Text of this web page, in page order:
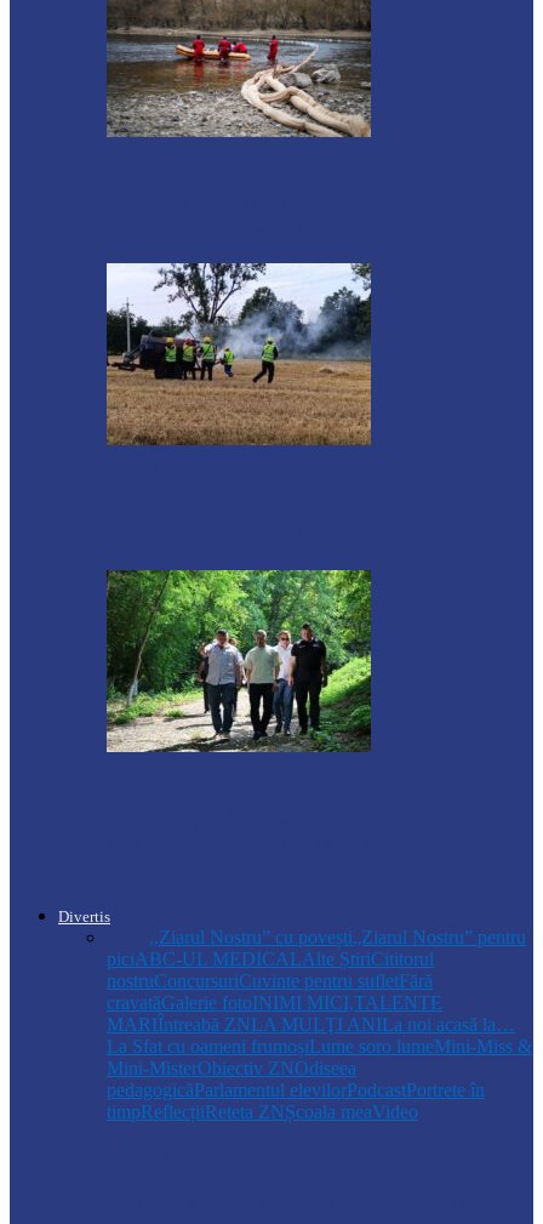
Divertis
,,Ziarul Nostru” cu povești„Ziarul Nostru” pentru
piciABC-UL MEDICALAlte ȘtiriCititorul
nostruConcursuriCuvinte pentru sufletFără
cravatăGalerie fotoINIMI MICI,TALENTE
MARIÎntreabă ZNLA MULŢI ANILa noi acasă la…
La Sfat cu oameni frumoșiLume soro lumeMini-Miss &
Mini-MisterObiectiv ZNOdiseea
pedagogicăParlamentul elevilorPodcastPortrete în
timpReflecțiiReteta ZNȘcoala meaVideo